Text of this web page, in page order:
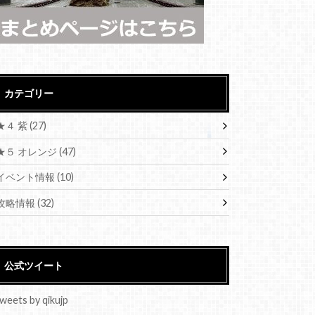
カテゴリー
４ 紫(27)
５ オレンジ(47)
ベント情報(10)
略情報(32)
公式ツイート
by qikujp